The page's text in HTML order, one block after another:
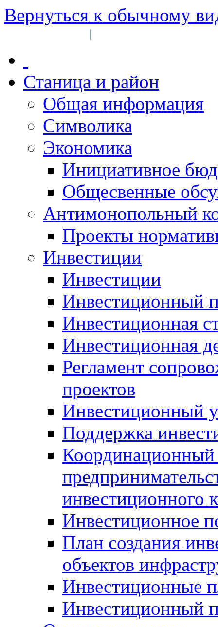
Вернуться к обычному
|
Станица и район
Общая информация
Символика
Экономика
Инициативное
Общесвенные
Антимонопольный
Проекты
Инвестиции
Инвестиции
Инвестиционный
Инвестиционная
Инвестиционная
Регламент
проектов
Инвестиционный
Поддержка
Координационный
инвестиционного
Инвестиционное
План создания
объектов
Инвестиционные
Инвестиционный